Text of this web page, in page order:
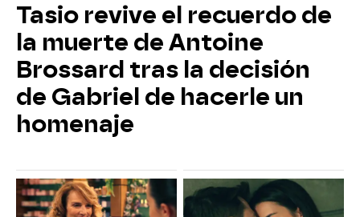
Tasio revive el recuerdo de
la muerte de Antoine
Brossard tras la decisión
de Gabriel de hacerle un
homenaje